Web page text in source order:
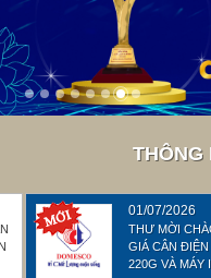
THÔNG
01/07/2026
THƯ MỜI
GIÁ CÂN
220G VÀ MÁY